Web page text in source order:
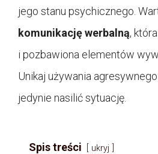
jego stanu psychicznego.
komunikację werbalną,
i pozbawiona elementów
Unikaj używania
jedynie nasilić sytuację.
Spis treści ukryj